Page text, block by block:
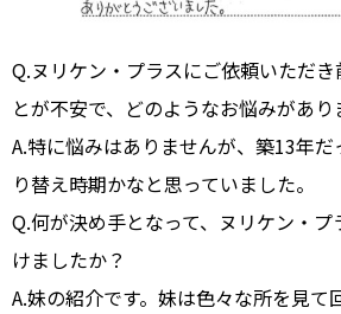
Q.ヌリケン・プラスにご依頼いただ
とが不安で、どのようなお悩みがあり
A.特に悩みはありませんが、築13年
り替え時期かなと思っていました。
Q.何が決め手となって、ヌリケン・
けましたか？
A.妹の紹介です。妹は色々な所を見て